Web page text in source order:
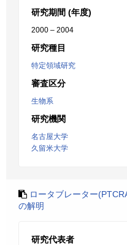
研究期間 (年度)
2000 – 2004
研究種目
特定領域研究
審査区分
生物系
研究機関
名古屋大学
久留米大学
ロータブレーター
の解明
研究代表者